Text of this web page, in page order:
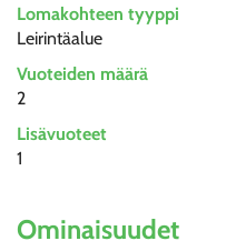
Lomakohteen tyyppi
Leirintäalue
Vuoteiden määrä
2
Lisävuoteet
1
Ominaisuudet